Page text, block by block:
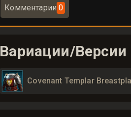
Комментарии 0
Вариации/Версии
Covenant Templar